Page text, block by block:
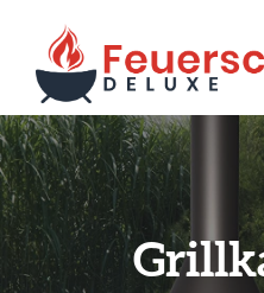
Inhalt
springen